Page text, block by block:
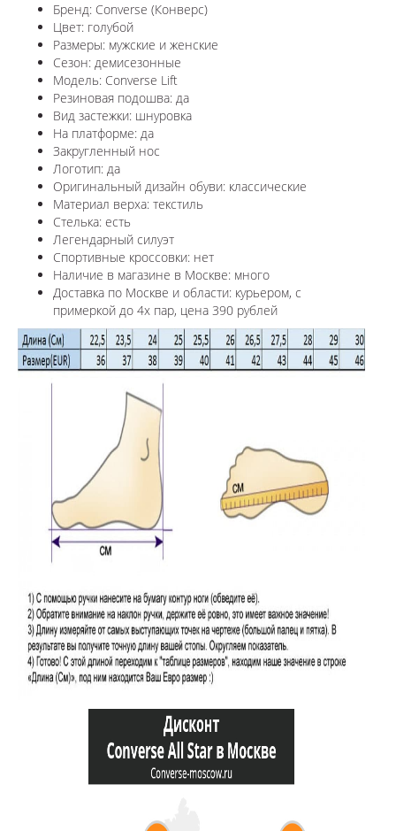
Бренд: Converse (Конверс)
Цвет: голубой
Размеры: мужские и женские
Сезон: демисезонные
Модель: Converse Lift
Резиновая подошва: да
Вид застежки: шнуровка
На платформе: да
Закругленный нос
Логотип: да
Оригинальный дизайн обуви: классические
Материал верха: текстиль
Стелька: есть
Легендарный силуэт
Спортивные кроссовки: нет
Наличие в магазине в Москве: много
Доставка по Москве и области: курьером, с
примеркой до 4х пар, цена 390 рублей